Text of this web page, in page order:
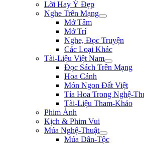
Lời Hay Ý Đẹp
Nghe Trên Mạng
Mở Tâm
Mở Trí
Nghe, Đọc Truyện
Các Loại Khác
Tài-Liệu Việt Nam
Đọc Sách Trên Mạng
Hoa Cảnh
Món Ngon Đất Việt
Tỉa Hoa Trong Nghệ-
Tài-Liệu Tham-Khảo
Phim Ảnh
Kịch & Phim Vui
Múa Nghệ-Thuật
Múa Dân-Tộc